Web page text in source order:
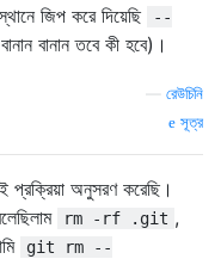
জিপ করে দিয়েছি
--
বানান তবে কী হবে)।
রেউচিনি
সূত্র
অনুসরণ করেছি।
rm -rf .git ,
git rm --